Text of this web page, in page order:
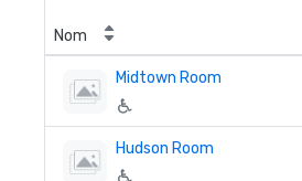
Nom
Midtown Room
Hudson Room